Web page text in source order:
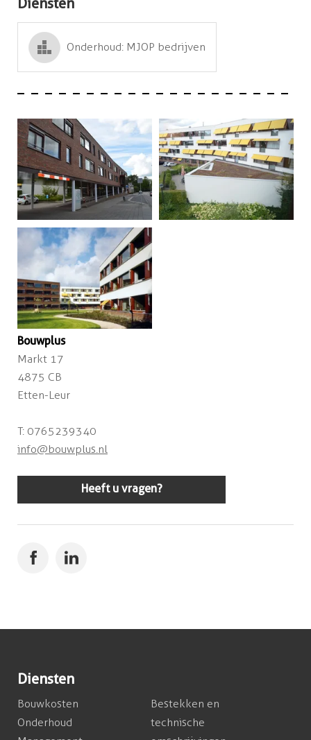
Diensten
Onderhoud: MJOP bedrijven
Bouwplus
Markt 17
4875 CB
Etten-Leur
T: 0765239340
info@bouwplus.nl
Heeft u vragen?
Diensten
Bouwkosten
Onderhoud
Bestekken en
technische